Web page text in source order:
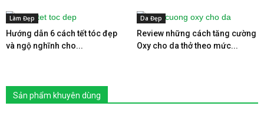
Làm Đẹp
Hướng dẫn 6 cách tết tóc đẹp
và ngộ nghĩnh cho...
Da Đẹp
Review những cách tăng cường
Oxy cho da thở theo mức...
Sản phẩm khuyên dùng